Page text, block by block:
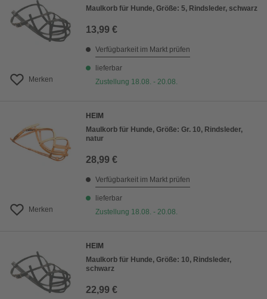
Merken
Maulkorb für Hunde, Größe: 5, Rindsleder, schwarz
13,99 €
Verfügbarkeit im Markt prüfen
lieferbar
Zustellung 18.08. - 20.08.
Merken
HEIM
Maulkorb für Hunde, Größe: Gr. 10, Rindsleder,
natur
28,99 €
Verfügbarkeit im Markt prüfen
lieferbar
Zustellung 18.08. - 20.08.
HEIM
Maulkorb für Hunde, Größe: 10, Rindsleder,
schwarz
22,99 €